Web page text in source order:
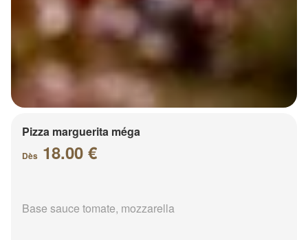
Pizza marguerita méga
Dès 18.00 €
Base sauce tomate, mozzarella